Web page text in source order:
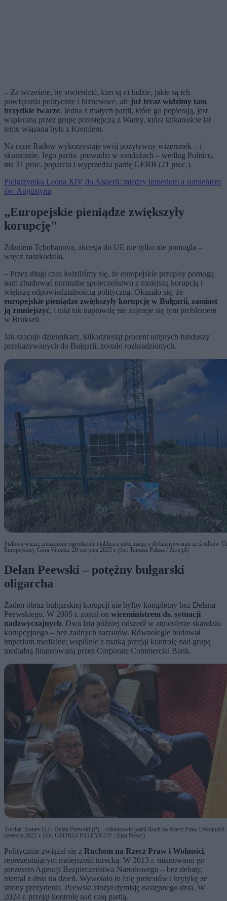
– Za wcześnie, by stwierdzić, kim są ci ludzie, jakie są ich
powiązania polityczne i biznesowe, ale już teraz widzimy tam
brzydkie twarze. Jedna z małych partii, które go popierają, jest
wspierana przez grupę przestępczą z Warny, która kilkanaście lat
temu wiązana była z Kremlem.
Na razie Radew wykorzystuje swój pozytywny wizerunek – i
skutecznie. Jego partia prowadzi w sondażach – według Politico,
ma 31 proc. poparcia i wyprzedza partię GERB (21 proc.).
Pielgrzymka Leona XIV do Algierii: między imperium a sumieniem
św. Augustyna
„Europejskie pieniądze zwiększyły
korupcję"
Zdaniem Tchobanova, akcesja do UE nie tylko nie pomogła –
wręcz zaszkodziła.
– Przez długi czas łudziliśmy się, że europejskie przepisy pomogą
nam zbudować normalne społeczeństwo z mniejszą korupcją i
większą odpowiedzialnością polityczną. Okazało się, że
europejskie pieniądze zwiększyły korupcję w Bułgarii, zamiast
ją zmniejszyć, i nikt tak naprawdę nie zajmuje się tym problemem
w Brukseli.
Jak szacuje dziennikarz, kilkadziesiąt procent unijnych funduszy
przekazywanych do Bułgarii, zostało rozkradzionych.
Stalowa wieża, zniszczone ogrodzenie i tablica z informacją o dofinansowaniu ze środków
Europejskiej. Góra Vitosha. 20 sierpnia 2025 r. (fot. Tomasz Pałasz / Zero.pl)
Delan Peewski – potężny bułgarski
oligarcha
Żaden obraz bułgarskiej korupcji nie byłby kompletny bez Delana
Peewskiego. W 2005 r. został on wiceministrem ds. sytuacji
nadzwyczajnych. Dwa lata później odszedł w atmosferze skandalu
korupcyjnego – bez żadnych zarzutów. Równolegle budował
imperium medialne: wspólnie z matką przejął kontrolę nad grupą
medialną finansowaną przez Corporate Commercial Bank.
Yordan Tsonev (L) i Delan Peewski (P) – członkowie partii Ruch na Rzecz Praw i
czerwca 2022 r. (fot. GEORGI PALEYKOV / East News)
Politycznie związał się z Ruchem na Rzecz Praw i Wolności,
reprezentującym mniejszość turecką. W 2013 r. mianowano go
prezesem Agencji Bezpieczeństwa Narodowego – bez debaty,
niemal z dnia na dzień. Wywołało to falę protestów i krytykę ze
strony prezydenta. Peewski złożył dymisję następnego dnia. W
2024 r. przejął kontrolę nad całą partią.